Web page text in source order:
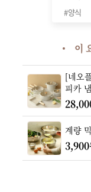
#양식
이
[네오
피카
계량
3,900